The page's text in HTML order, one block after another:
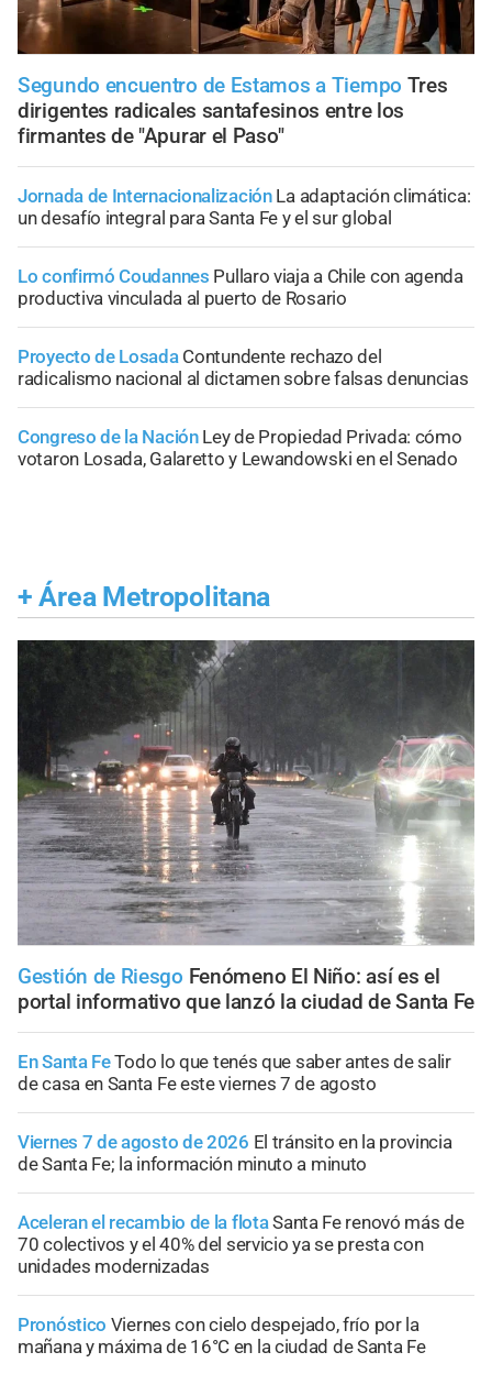
Segundo encuentro de Estamos a Tiempo Tres
dirigentes radicales santafesinos entre los
firmantes de "Apurar el Paso"
Jornada de Internacionalización La adaptación climática:
un desafío integral para Santa Fe y el sur global
Lo confirmó Coudannes Pullaro viaja a Chile con agenda
productiva vinculada al puerto de Rosario
Proyecto de Losada Contundente rechazo del
radicalismo nacional al dictamen sobre falsas denuncias
Congreso de la Nación Ley de Propiedad Privada: cómo
votaron Losada, Galaretto y Lewandowski en el Senado
+ Área Metropolitana
Gestión de Riesgo Fenómeno El Niño: así es el
portal informativo que lanzó la ciudad de Santa Fe
En Santa FeTodo lo que tenés que saber antes de salir
de casa en Santa Fe este viernes 7 de agosto
Viernes 7 de agosto de 2026 El tránsito en la provincia
de Santa Fe; la información minuto a minuto
Aceleran el recambio de la flotaSanta Fe renovó más de
70 colectivos y el 40% del servicio ya se presta con
unidades modernizadas
Pronóstico Viernes con cielo despejado, frío por la
mañana y máxima de 16°C en la ciudad de Santa Fe